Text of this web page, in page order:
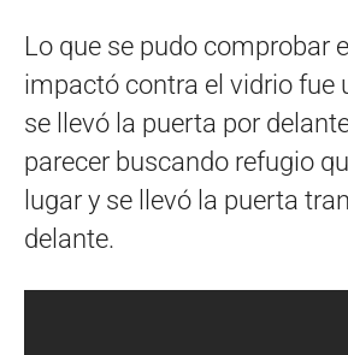
Lo que se pudo comprobar
impactó contra el vidrio fue
se llevó la puerta por
parecer buscando refugio
lugar y se llevó la puerta
delante.